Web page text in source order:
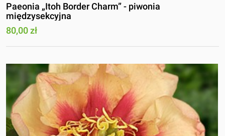
Paeonia „Itoh Border Charm” - piwonia
międzysekcyjna
80,00 zł